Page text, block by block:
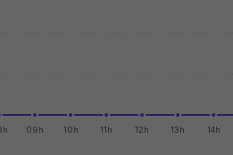
09h 10h 11h 12h 13h 14h